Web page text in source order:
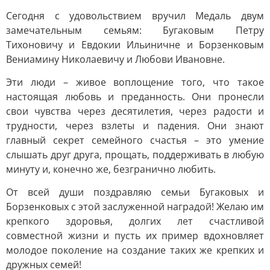
Сегодня с удовольствием вручил Медаль двум
замечательным семьям: Бугаковым Петру
Тихоновичу и Евдокии Ильиничне и Борзенковым
Вениамину Николаевичу и Любови Ивановне.
Эти люди – живое воплощение того, что такое
настоящая любовь и преданность. Они пронесли
свои чувства через десятилетия, через радости и
трудности, через взлеты и падения. Они знают
главный секрет семейного счастья – это умение
слышать друг друга, прощать, поддерживать в любую
минуту и, конечно же, безгранично любить.
От всей души поздравляю семьи Бугаковых и
Борзенковых с этой заслуженной наградой! Желаю им
крепкого здоровья, долгих лет счастливой
совместной жизни и пусть их пример вдохновляет
молодое поколение на создание таких же крепких и
дружных семей!